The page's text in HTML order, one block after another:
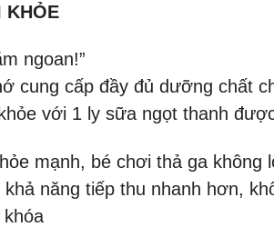
KHỎE
ngoan!”
cung cấp đầy đủ dưỡng chất
với 1 ly sữa ngọt thanh
mạnh, bé chơi thả ga không
năng tiếp thu nhanh hơn,
khóa